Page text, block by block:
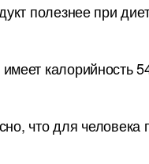
полезнее при
калорийность
что для человека